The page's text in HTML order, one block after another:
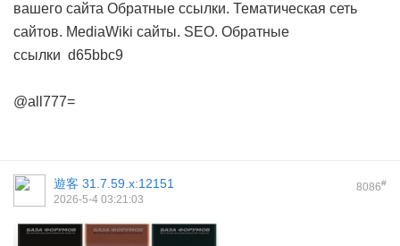
вашего сайта Обратные ссылки. Тематическая сеть
сайтов. MediaWiki сайты. SEO. Обратные
ссылки d65bbc9
@all777=
8086#
遊客 31.7.59.x:12151
2026-5-4 03:21:03